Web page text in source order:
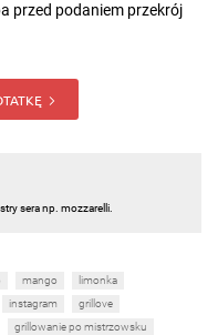
przed podaniem przekrój
sera np. mozzarelli.
mango
limonka
instagram
grillove
grillowanie po mistrzowsku